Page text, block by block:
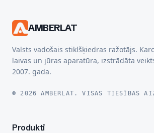
AMBERLAT
Valsts vadošais stiklšķiedras ražotājs.
laivas un jūras aparatūra, izstrādāta
2007. gada.
© 2026 AMBERLAT. VISAS TIESĪBAS
Produkti